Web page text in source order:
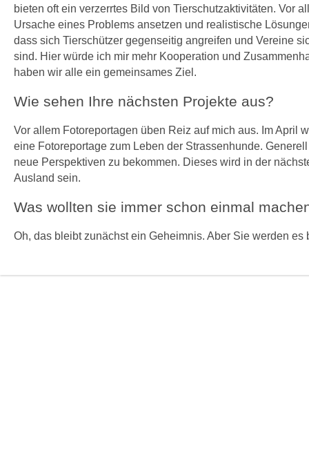
bieten oft ein verzerrtes Bild von Tierschutzaktivitäten. Vor
Ursache eines Problems ansetzen und realistische
dass sich Tierschützer gegenseitig angreifen und Vereine
sind. Hier würde ich mir mehr Kooperation und
haben wir alle ein gemeinsames Ziel.
Wie sehen Ihre nächsten Projekte aus?
Vor allem Fotoreportagen üben Reiz auf mich aus. Im April
eine Fotoreportage zum Leben der Strassenhunde.
neue Perspektiven zu bekommen. Dieses wird in der
Ausland sein.
Was wollten sie immer schon einmal
Oh, das bleibt zunächst ein Geheimnis. Aber Sie werden es